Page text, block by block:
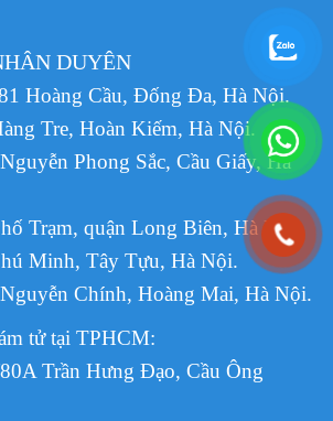
DUYÊN
Hoàng Cầu, Đống Đa, Hà Nội.
Tre, Hoàn Kiếm, Hà Nội.
Phong Sắc, Cầu Giấy, Hà
Trạm, quận Long Biên, Hà Nội.
Minh, Tây Tựu, Hà Nội.
Chính, Hoàng Mai, Hà Nội.
tử tại TPHCM:
Trần Hưng Đạo, Cầu Ông